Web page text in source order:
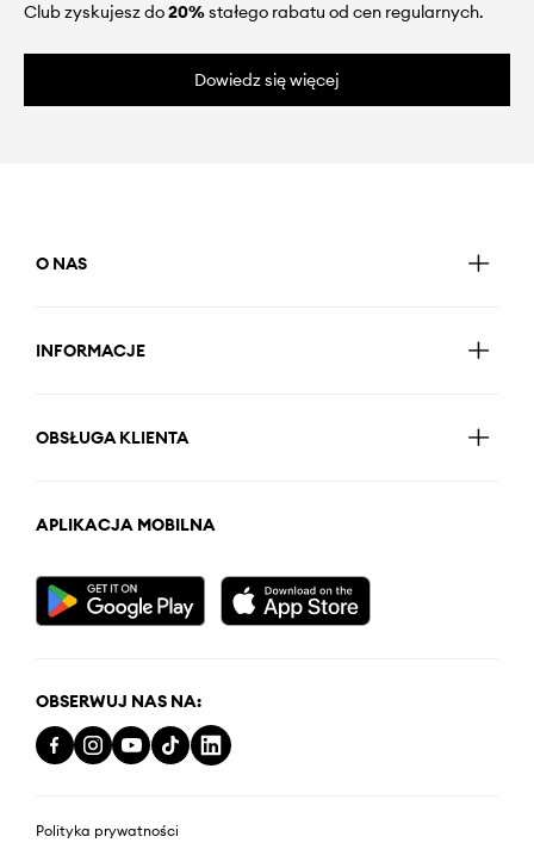
Club zyskujesz do20%stałego rabatu od cen regularnych.
Dowiedz się więcej
O NAS
INFORMACJE
OBSŁUGA KLIENTA
APLIKACJA MOBILNA
OBSERWUJ NAS NA:
Polityka prywatności